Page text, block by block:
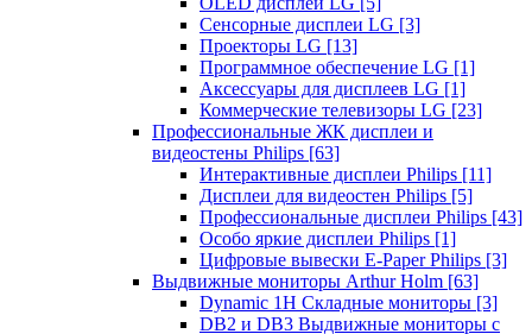
Сенсорные дисплеи LG [3]
Проекторы LG [13]
Программное обеспечение LG [1]
Аксессуары для дисплеев LG [1]
Коммерческие телевизоры LG [23]
Профессиональные ЖК дисплеи и
видеостены Philips [63]
Интерактивные дисплеи Philips [11]
Дисплеи для видеостен Philips [5]
Профессиональные дисплеи Philips [43]
Особо яркие дисплеи Philips [1]
Цифровые вывески E-Paper Philips [3]
Выдвижные мониторы Arthur Holm [63]
Dynamic 1Н Складные мониторы [3]
DB2 и DB3 Выдвижные мониторы с